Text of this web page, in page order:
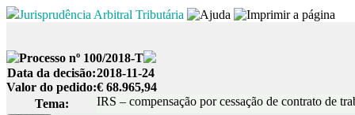
Jurisprudência Arbitral Tributária
Processo nº 100/2018-T
Data da decisão:2018-11-24
Valor do pedido:€ 68.965,94
Tema:
IRS – compensação por cessação de contrato de